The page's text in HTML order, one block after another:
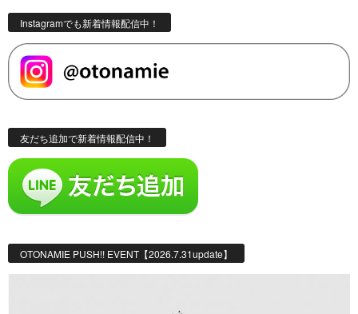
Instagramでも新着情報配信中！
友だち追加で新着情報配信中！
OTONAMIE PUSH!! EVENT【2026.7.31update】